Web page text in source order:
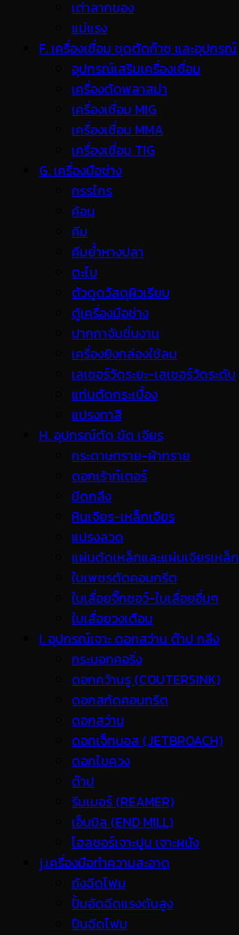
เต่าลากของ
แม่แรง
F. เครื่องเชื่อม ชุดตัดก๊าซ และอุปกรณ์
อุปกรณ์เสริมเครื่องเชื่อม
เครื่องตัดพลาสม่า
เครื่องเชื่อม MIG
เครื่องเชื่อม MMA
เครื่องเชื่อม TIG
G. เครื่องมือช่าง
กรรไกร
ค้อน
คีม
คีมย้ำหางปลา
ตะไบ
ตัวดูดวัสดุผิวเรียบ
ตู้เครื่องมือช่าง
ปากกาจับชิ้นงาน
เครื่องยิงกล่องใช้ลม
เลเซอร์วัดระยะ-เลเซอร์วัดระดับ
แท่นตัดกระเบื้อง
แปรงทาสี
H. อุปกรณ์ตัด ขัด เจียร
กระดาษทราย-ผ้าทราย
ดอกเร้าท์เตอร์
มีดกลึง
หินเจียร-เหล็กเจียร
แปรงลวด
แผ่นตัดเหล็กและแผ่นเจียรเหล็ก
ใบเพชรตัดคอนกรีต
ใบเลื่อยจิ๊กซอว์-ใบเลื่อยอื่นๆ
ใบเลื่อยวงเดือน
I. อุปกรณ์เจาะ ดอกสว่าน ต๊าป กลึง
กระบอกคอริ่ง
ดอกคว้านรู (COUTERSINK)
ดอกสกัดคอนกรีต
ดอกสว่าน
ดอกเจ็ทบอส (JETBROACH)
ดอกไขควง
ต๊าป
รีมเมอร์ (REAMER)
เอ็นมิล (END MILL)
โฮลซอร์เจาะปูน เจาะผนัง
j.เครื่องมือทำความสะอาด
ถังฉีดโฟม
ปั้มอัดฉีดแรงดันสูง
ปืนฉีดโฟม